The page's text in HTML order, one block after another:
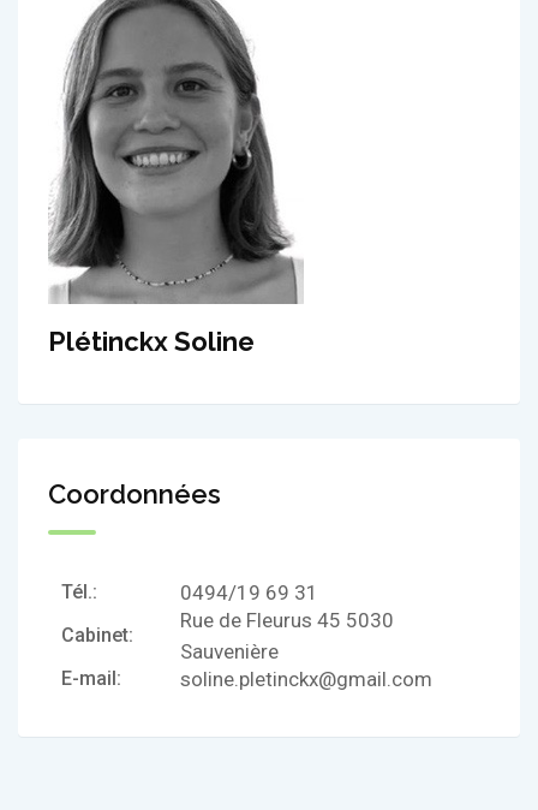
Plétinckx Soline
Coordonnées
Tél.: 0494/19 69 31
Cabinet:
Rue de Fleurus 45 5030
Sauvenière
E-mail: soline.pletinckx@gmail.com